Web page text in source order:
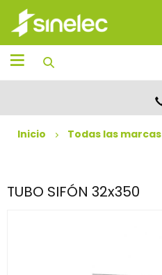
Saltar
contenido
Saltar
menú
de
navegación
Inicio Todas las marcas
TUBO SIFÓN 32x350